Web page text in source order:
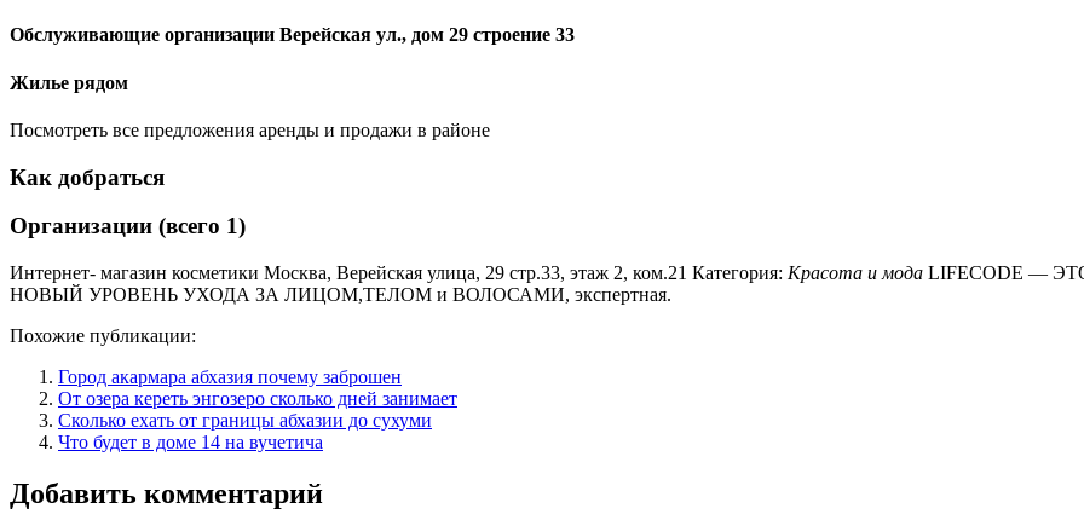
Обслуживающие организации Верейская ул., дом 29 строение 33
Жилье рядом
Посмотреть все предложения аренды и продажи в районе
Как добраться
Организации (всего 1)
Интернет- магазин косметики Москва, Верейская улица, 29 стр.33, этаж 2, ком.21 Категория: Красота и мода LIFECODE —
НОВЫЙ УРОВЕНЬ УХОДА ЗА ЛИЦОМ,ТЕЛОМ и ВОЛОСАМИ, экспертная.
Похожие публикации:
Город акармара абхазия почему заброшен
От озера кереть энгозеро сколько дней занимает
Сколько ехать от границы абхазии до сухуми
Что будет в доме 14 на вучетича
Добавить комментарий